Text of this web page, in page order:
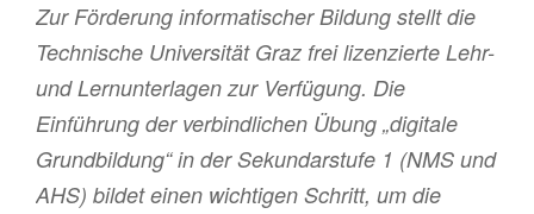
Zur Förderung informatischer Bildung stellt die
Technische Universität Graz frei lizenzierte Lehr-
und Lernunterlagen zur Verfügung. Die
Einführung der verbindlichen Übung „digitale
Grundbildung“ in der Sekundarstufe 1 (NMS und
AHS) bildet einen wichtigen Schritt, um die